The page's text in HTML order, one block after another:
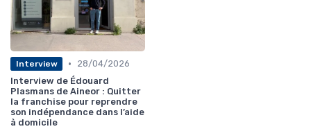
Interview •
28/04/2026
Interview de Édouard
Plasmans de Aineor : Quitter
la franchise pour reprendre
son indépendance dans l’aide
à domicile